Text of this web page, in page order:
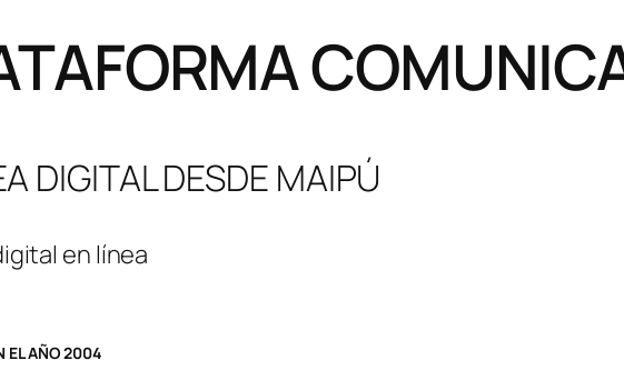
DIGITAL DESDE MAIPÚ
en línea
EL AÑO 2004